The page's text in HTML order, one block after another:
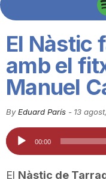
C
u
El Nàstic
amb el
Manuel
By Eduard París - 13
Reproductor
d'àudio
00:00
El Nàstic de